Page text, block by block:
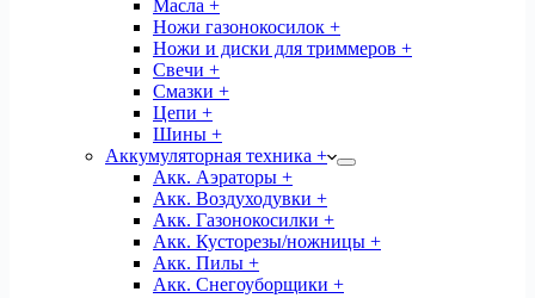
Масла +
Ножи газонокосилок +
Ножи и диски для триммеров +
Свечи +
Смазки +
Цепи +
Шины +
Аккумуляторная техника +
Акк. Аэраторы +
Акк. Воздуходувки +
Акк. Газонокосилки +
Акк. Кусторезы/ножницы +
Акк. Пилы +
Акк. Снегоуборщики +